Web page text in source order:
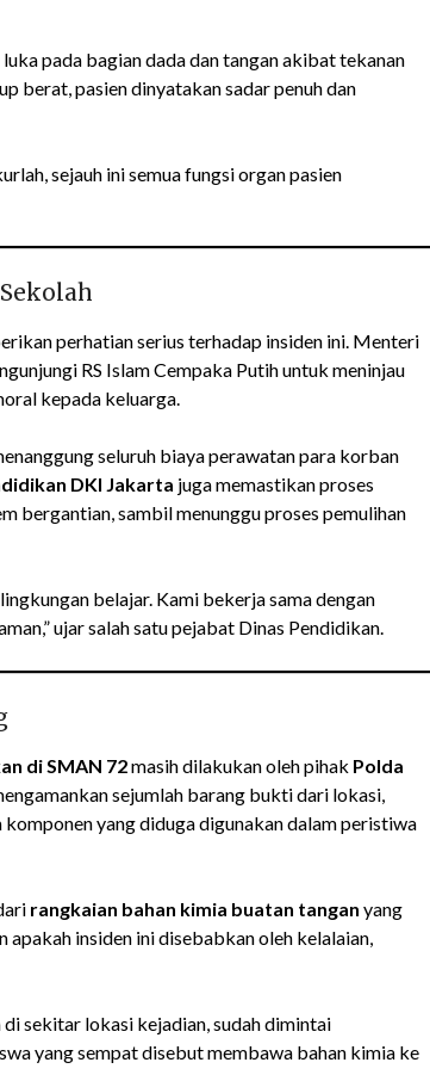
pada bagian dada dan tangan akibat tekanan
berat, pasien dinyatakan sadar penuh dan
sejauh ini semua fungsi organ pasien
perhatian serius terhadap insiden ini. Menteri
RS Islam Cempaka Putih untuk meninjau
kepada keluarga.
seluruh biaya perawatan para korban
DKI Jakarta juga memastikan proses
bergantian, sambil menunggu proses pemulihan
belajar. Kami bekerja sama dengan
ujar salah satu pejabat Dinas Pendidikan.
di SMAN 72masih dilakukan oleh pihak Polda
sejumlah barang bukti dari lokasi,
yang diduga digunakan dalam peristiwa
rangkaian bahan kimia buatan tangan yang
insiden ini disebabkan oleh kelalaian,
sekitar lokasi kejadian, sudah dimintai
yang sempat disebut membawa bahan kimia ke